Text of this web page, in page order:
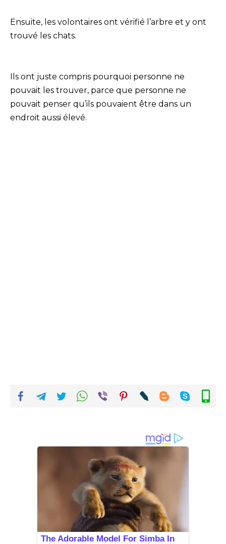
Ensuite, les volontaires ont vérifié l’arbre et y ont
trouvé les chats.
Ils ont juste compris pourquoi personne ne
pouvait les trouver, parce que personne ne
pouvait penser qu’ils pouvaient être dans un
endroit aussi élevé.